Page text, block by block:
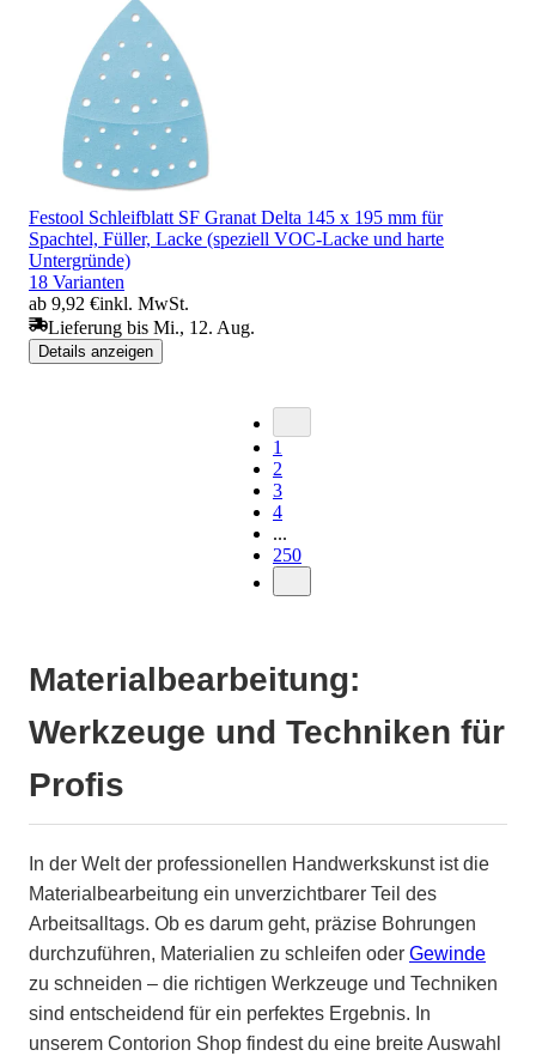
Festool Schleifblatt SF Granat Delta 145 x 195 mm für
Spachtel, Füller, Lacke (speziell VOC-Lacke und harte
Untergründe)
18 Varianten
ab 9,92 €inkl. MwSt.
Lieferung bis Mi., 12. Aug.
Details anzeigen
1
2
3
4
...
250
Materialbearbeitung:
Werkzeuge und Techniken für
Profis
In der Welt der professionellen Handwerkskunst ist die
Materialbearbeitung ein unverzichtbarer Teil des
Arbeitsalltags. Ob es darum geht, präzise Bohrungen
durchzuführen, Materialien zu schleifen oder Gewinde
zu schneiden – die richtigen Werkzeuge und Techniken
sind entscheidend für ein perfektes Ergebnis. In
unserem Contorion Shop findest du eine breite Auswahl